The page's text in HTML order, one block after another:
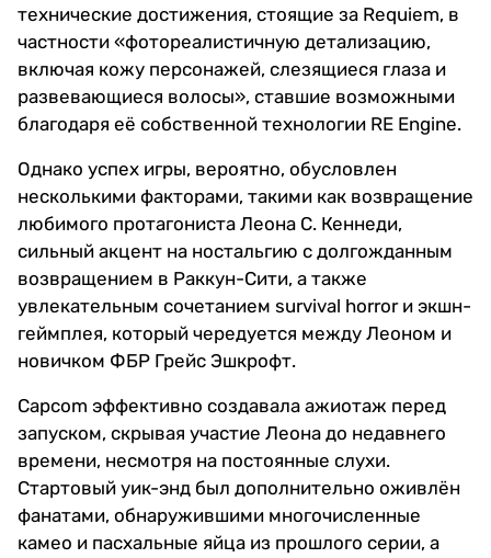
технические достижения, стоящие за Requiem, в
частности «фотореалистичную детализацию,
включая кожу персонажей, слезящиеся глаза и
развевающиеся волосы», ставшие возможными
благодаря её собственной технологии RE Engine.
Однако успех игры, вероятно, обусловлен
несколькими факторами, такими как возвращение
любимого протагониста Леона С. Кеннеди,
сильный акцент на ностальгию с долгожданным
возвращением в Раккун-Сити, а также
увлекательным сочетанием survival horror и экшн-
геймплея, который чередуется между Леоном и
новичком ФБР Грейс Эшкрофт.
Capcom эффективно создавала ажиотаж перед
запуском, скрывая участие Леона до недавнего
времени, несмотря на постоянные слухи.
Стартовый уик-энд был дополнительно оживлён
фанатами, обнаружившими многочисленные
камео и пасхальные яйца из прошлого серии, а